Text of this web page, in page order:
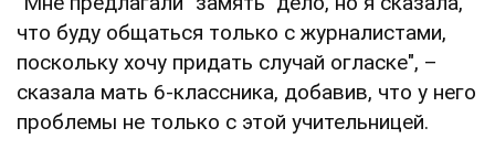
что буду общаться только с журналистами,
поскольку хочу придать случай огласке", –
сказала мать 6-классника, добавив, что у него
проблемы не только с этой учительницей.